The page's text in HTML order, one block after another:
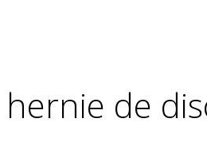
hernie de